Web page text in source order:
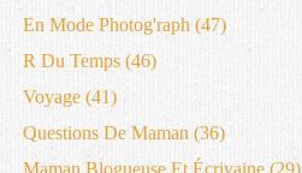
En Mode Photog'raph (47)
R Du Temps (46)
Voyage (41)
Questions De Maman (36)
Maman Blogueuse Et Écrivaine (29)